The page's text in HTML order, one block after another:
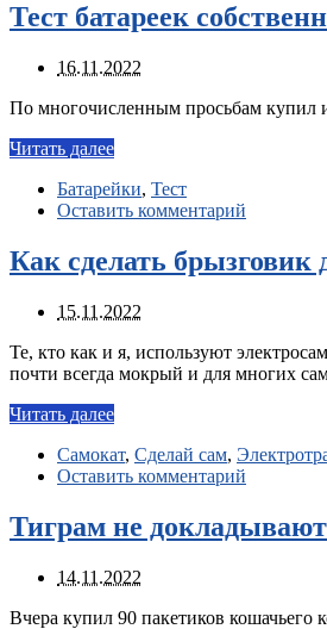
Тест батареек
16.11.2022
По многочисленным просьбам купил
Читать далее
Батарейки, Тест
Оставить комментарий
Как сделать брызговик
15.11.2022
Те, кто как и я, используют
почти всегда мокрый и для многих
Читать далее
Самокат, Сделай сам,
Оставить комментарий
Тиграм не
14.11.2022
Вчера купил 90 пакетиков кошачьего